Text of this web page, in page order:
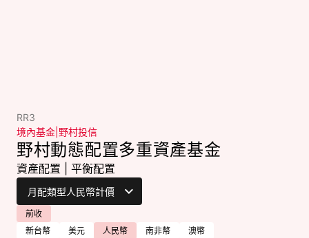
RR3
境內基金 野村投信
野村動態配置多重資產基金
資產配置 平衡配置
前收
新台幣
美元 人民幣 南非幣
澳幣